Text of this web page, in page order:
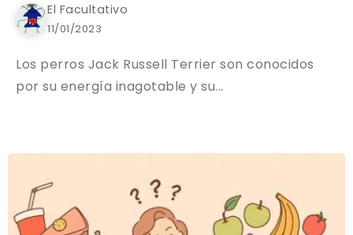
El Facultativo
11/01/2023
Los perros Jack Russell Terrier son conocidos
por su energía inagotable y su...